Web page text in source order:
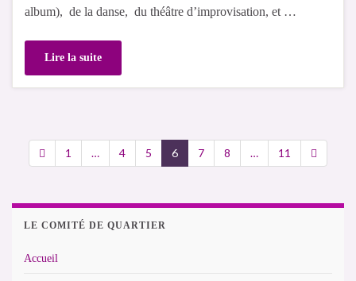
album), de la danse, du théâtre d’improvisation, et …
Lire la suite
1 … 4 5 6 7 8 … 11
LE COMITÉ DE QUARTIER
Accueil